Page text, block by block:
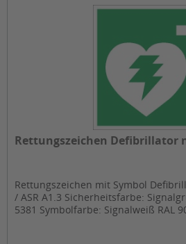
Rettungszeichen Defibrillator
Rettungszeichen mit Symbol
/ ASR A1.3 Sicherheitsfarbe:
5381 Symbolfarbe: Signalweiß RAL